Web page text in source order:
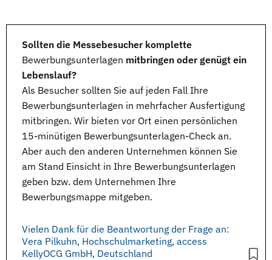
Sollten die Messebesucher komplette
Bewerbungsunterlagen mitbringen oder genügt ein
Lebenslauf?
Als Besucher sollten Sie auf jeden Fall Ihre
Bewerbungsunterlagen in mehrfacher Ausfertigung
mitbringen. Wir bieten vor Ort einen persönlichen
15-minütigen Bewerbungsunterlagen-Check an.
Aber auch den anderen Unternehmen können Sie
am Stand Einsicht in Ihre Bewerbungsunterlagen
geben bzw. dem Unternehmen Ihre
Bewerbungsmappe mitgeben.
Vielen Dank für die Beantwortung der Frage an:
Vera Pilkuhn, Hochschulmarketing, access
KellyOCG GmbH, Deutschland